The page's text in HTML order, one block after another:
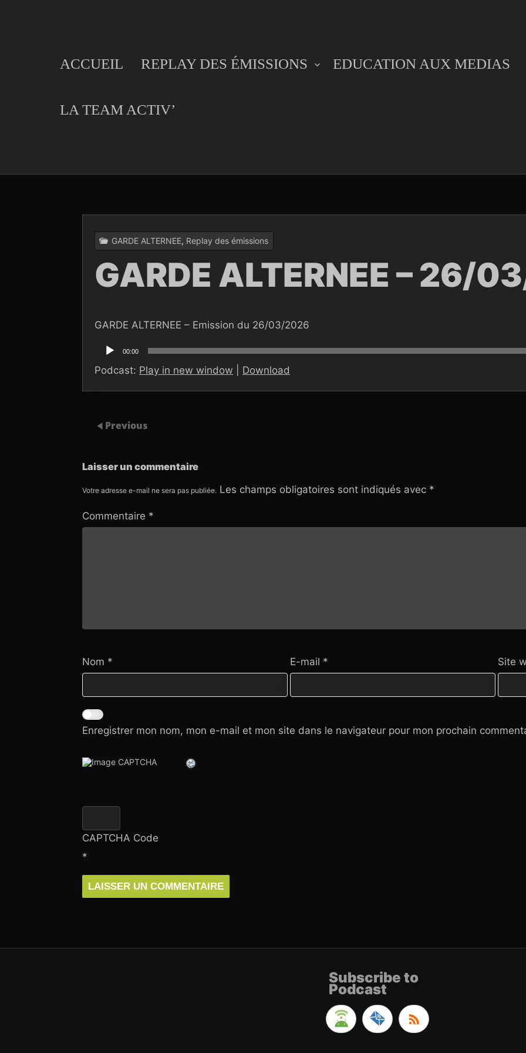
ACCUEIL REPLAY DES ÉMISSIONS EDUCATION AUX MEDIAS
LA TEAM ACTIV’
GARDE ALTERNEE, Replay des émissions
GARDE ALTERNEE – 26/
GARDE ALTERNEE – Emission du 26/03/2026
audio
00:00
Podcast: Play in new window Download
Previous
Laisser un commentaire
Votre adresse e-mail ne sera pas publiée. Les champs obligatoires sont indiqués avec *
Commentaire *
Nom * E-mail * Site
Enregistrer mon nom, mon e-mail et mon site dans le navigateur pour mon prochain
CAPTCHA Code
*
Subscribe to
Podcast